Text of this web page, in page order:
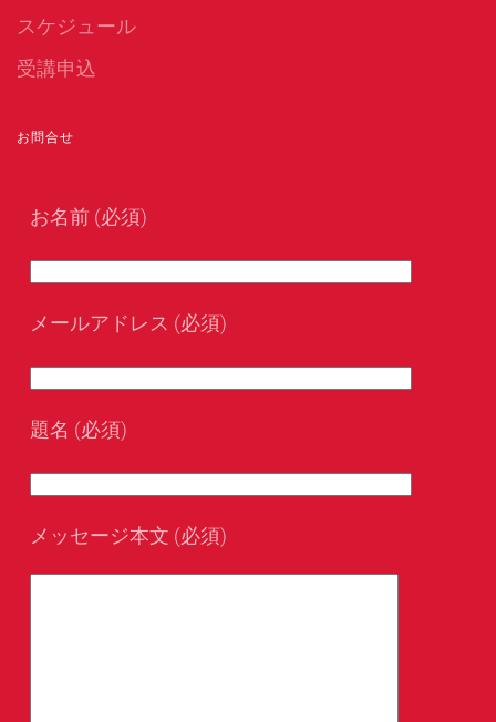
スケジュール
受講申込
お問合せ
お名前 (必須)
メールアドレス (必須)
題名 (必須)
メッセージ本文 (必須)